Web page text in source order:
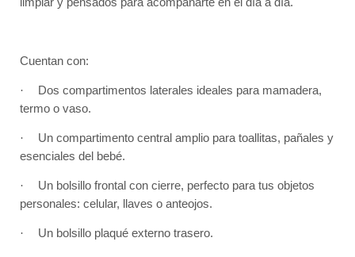
limpiar y pensados para acompañarte en el día a día.
Cuentan con:
·
Dos compartimentos laterales ideales para mamadera,
termo o vaso.
·
Un compartimento central amplio para toallitas, pañales y
esenciales del bebé.
·
Un bolsillo frontal con cierre, perfecto para tus objetos
personales: celular, llaves o anteojos.
· Un bolsillo plaqué externo trasero.